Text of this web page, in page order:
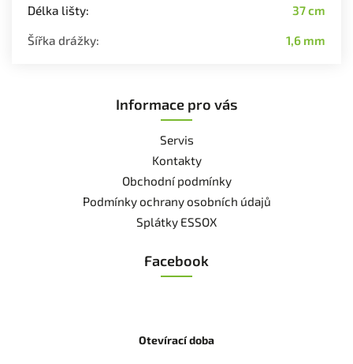
Délka lišty: 37 cm
Šířka drážky: 1,6 mm
Informace pro vás
Servis
Kontakty
Obchodní podmínky
Podmínky ochrany osobních údajů
Splátky ESSOX
Facebook
Otevírací doba